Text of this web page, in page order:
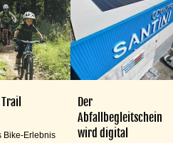
Bike-Erlebnis
Der
Abfallbegleitschein
wird digital